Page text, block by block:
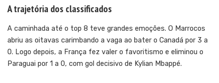
A trajetória dos classificados
A caminhada até o top 8 teve grandes emoções. O Marrocos
abriu as oitavas carimbando a vaga ao bater o Canadá por 3 a
0. Logo depois, a França fez valer o favoritismo e eliminou o
Paraguai por 1 a 0, com gol decisivo de Kylian Mbappé.